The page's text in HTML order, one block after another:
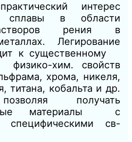
интерес
сплавы в области
рения в
Легирование
к существенному
хим. свойств
хрома, никеля,
титана, кобальта и др.
получать
материалы с
св-